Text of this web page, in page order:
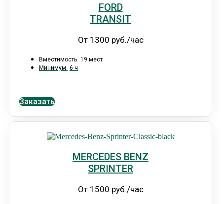
FORD
TRANSIT
От 1300 руб./час
Вместимость 19 мест
Минимум 6 ч
Заказать
MERCEDES BENZ
SPRINTER
От 1500 руб./час